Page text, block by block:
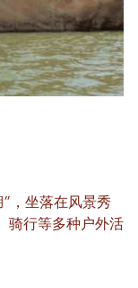
”，坐落在风景秀
骑行等多种户外活